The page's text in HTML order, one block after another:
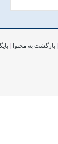
بازگشت به محتوا